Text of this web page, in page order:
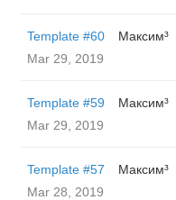
Template #60
Максим³
Mar 29, 2019
Template #59
Максим³
Mar 29, 2019
Template #57
Максим³
Mar 28, 2019